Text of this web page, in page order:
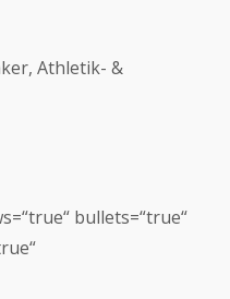
Athletik- &
bullets=“true“